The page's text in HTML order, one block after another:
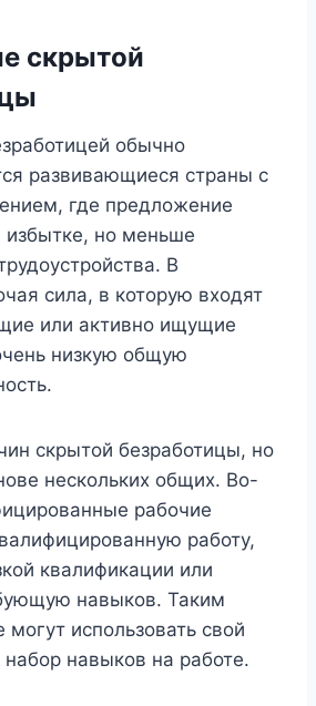
скрытой
обычно
развивающиеся страны с
где предложение
избытке, но меньше
В
сила, в которую входят
или активно ищущие
низкую общую
скрытой безработицы, но
нескольких общих. Во-
рабочие
работу,
квалификации или
навыков. Таким
использовать свой
навыков на работе.